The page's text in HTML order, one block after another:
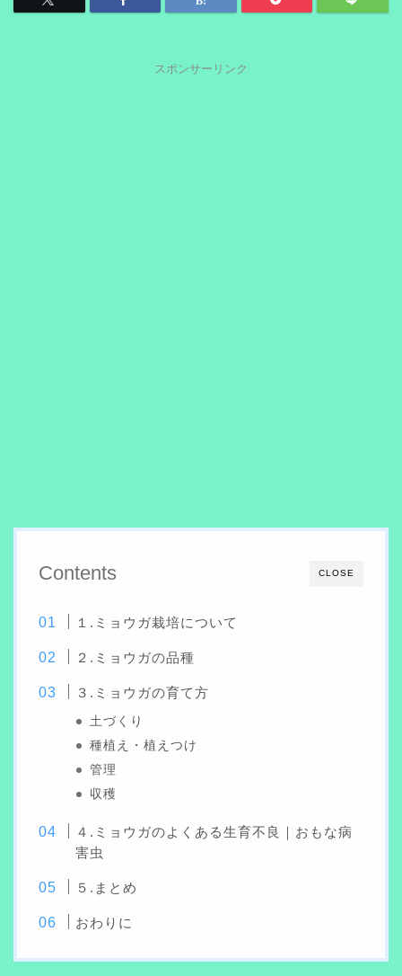
スポンサーリンク
CLOSE
Contents
１.ミョウガ栽培について
２.ミョウガの品種
３.ミョウガの育て方
土づくり
種植え・植えつけ
管理
収穫
４.ミョウガのよくある生育不良｜おもな病
害虫
５.まとめ
おわりに